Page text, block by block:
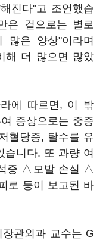
진다"고 조언했습
은 겉으로는 별로
많은 양상"이라며
해 더 많으면 많았
라에 따르면, 이 밖
증상으로는 중증
혈당증, 탈수를 유
습니다. 또 과량 여
증 △모발 손실 △
등이 보고된 바
관외과 교수는 G